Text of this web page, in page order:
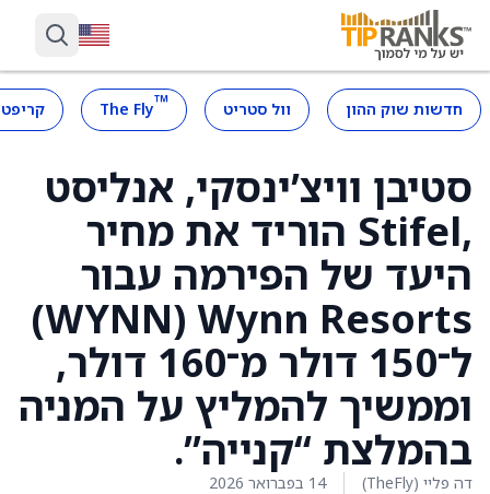
חדשות שוק ההון וול סטריט ™
The Fly
סטיבן וויצ’ינסקי, אנליסט
,Stifel הוריד את מחיר
היעד של הפירמה עבור
Wynn Resorts ‏(WYNN)
ל־150 דולר מ־160 דולר,
וממשיך להמליץ על המניה
בהמלצת “קנייה”.
דה פליי (TheFly) 14 בפברואר 2026